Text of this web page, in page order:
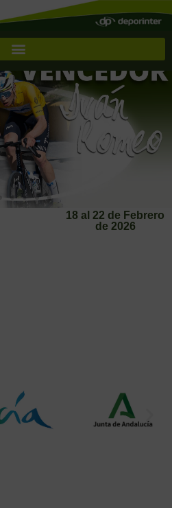
18 al 22 de Febrero
de 2026